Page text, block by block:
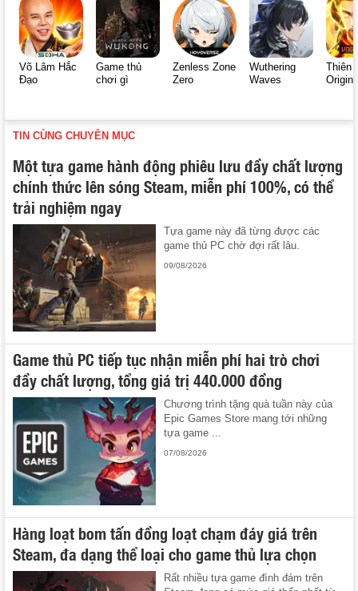
Võ Lâm Hắc
Đạo
Game thủ
chơi gì
Zenless Zone
Zero
Wuthering
Waves
Thiên
Origin
TIN CÙNG CHUYÊN MỤC
Một tựa game hành động phiêu lưu đầy chất lượng
chính thức lên sóng Steam, miễn phí 100%, có thể
trải nghiệm ngay
Tựa game này đã từng được các
game thủ PC chờ đợi rất lâu.
09/08/2026
Game thủ PC tiếp tục nhận miễn phí hai trò chơi
đầy chất lượng, tổng giá trị 440.000 đồng
Chương trình tặng quà tuần này của
Epic Games Store mang tới những
tựa game ...
07/08/2026
Hàng loạt bom tấn đồng loạt chạm đáy giá trên
Steam, đa dạng thể loại cho game thủ lựa chọn
Rất nhiều tựa game đình đám trên